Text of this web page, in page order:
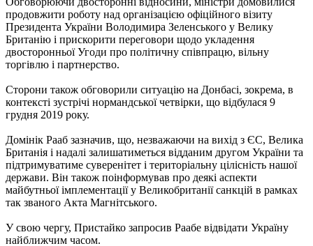
продовжити роботу над організацією офіційного візиту
Президента України Володимира Зеленського у Велику
Британію і прискорити переговори щодо укладення
двосторонньої Угоди про політичну співпрацю, вільну
торгівлю і партнерство.
Сторони також обговорили ситуацію на Донбасі, зокрема, в
контексті зустрічі нормандської четвірки, що відбулася 9
грудня 2019 року.
Домінік Рааб зазначив, що, незважаючи на вихід з ЄС, Велика
Британія і надалі залишатиметься відданим другом України та
підтримуватиме суверенітет і територіальну цілісність нашої
держави. Він також поінформував про деякі аспекти
майбутньої імплементації у Великобританії санкцій в рамках
так званого Акта Магнітського.
У свою чергу, Пристайко запросив Раабе відвідати Україну
найближчим часом.